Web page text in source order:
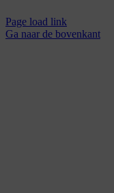
Page load link
Ga naar de bovenkant